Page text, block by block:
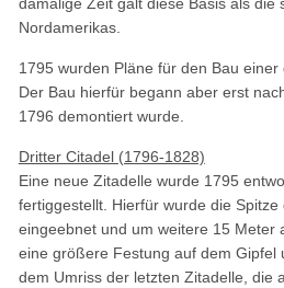
damalige Zeit galt diese Basis als die
Nordamerikas.
1795 wurden Pläne für den Bau
Der Bau hierfür begann aber erst
1796 demontiert wurde.
Dritter Citadel (1796-1828)
Eine neue Zitadelle wurde 1795
fertiggestellt. Hierfür wurde die Spitze
eingeebnet und um weitere 15 Meter
eine größere Festung auf dem Gipfel
dem Umriss der letzten Zitadelle, die